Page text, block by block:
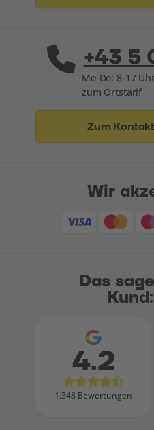
+43 5
Mo-Do: 8-17
zum Ortstarif
Zum
Das
4.2
1.348 Bewertungen
Wir